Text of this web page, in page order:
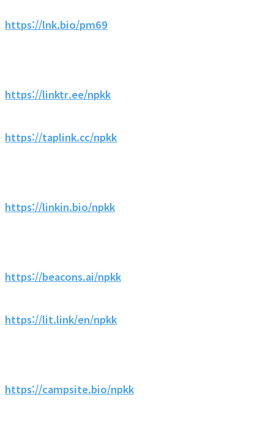
https://lnk.bio/pm69
https://linktr.ee/npkk
https://taplink.cc/npkk
https://linkin.bio/npkk
https://beacons.ai/npkk
https://lit.link/en/npkk
https://campsite.bio/npkk